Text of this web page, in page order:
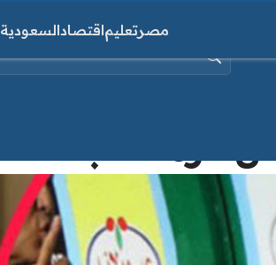
مصرتعليماقتصادالسعودية